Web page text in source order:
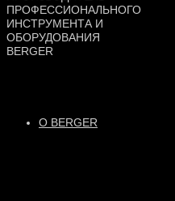
О BERGER